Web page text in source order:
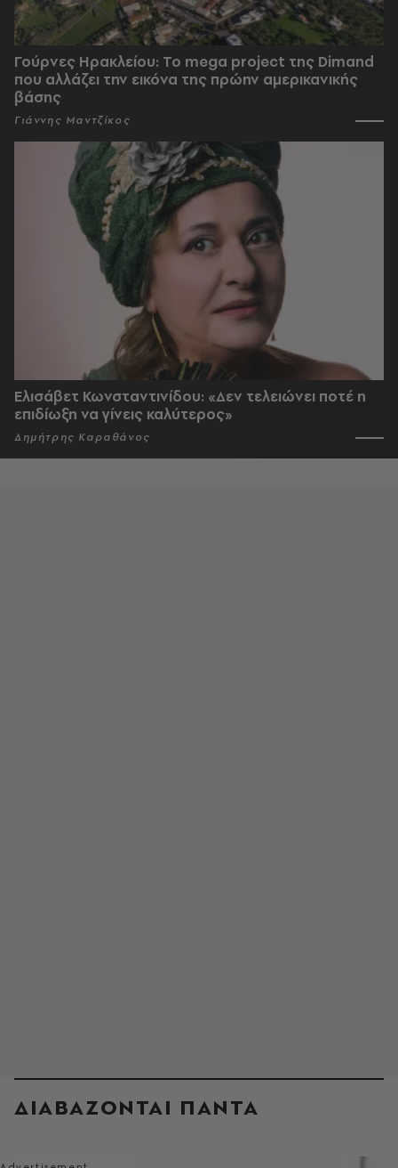
Γούρνες Ηρακλείου: To mega project της Dimand
που αλλάζει την εικόνα της πρώην αμερικανικής
βάσης
Γιάννης Μαντζίκος
Ελισάβετ Κωνσταντινίδου: «Δεν τελειώνει ποτέ η
επιδίωξη να γίνεις καλύτερος»
Δημήτρης Καραθάνος
ΔΙΑΒΑΖΟΝΤΑΙ ΠΑΝΤΑ